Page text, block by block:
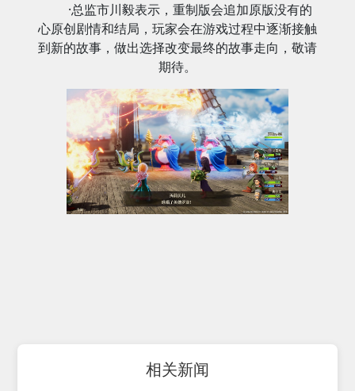
·总监市川毅表示，重制版会追加原版没有的
心原创剧情和结局，玩家会在游戏过程中逐渐接触
到新的故事，做出选择改变最终的故事走向，敬请
期待。
相关新闻